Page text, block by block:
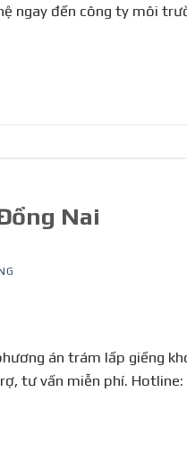
ngay đến công ty môi
Nai
án trám lấp giếng
tư vấn miễn phí.